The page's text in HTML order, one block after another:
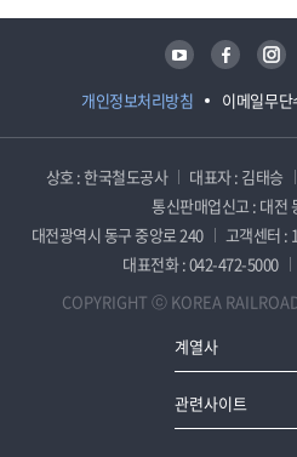
개인정보처리방침 이메일무
유튜브 페이스북 인스타그램
상호 : 한국철도공사 대표자 : 김태승
통신판매업신고 : 대전
대전광역시 동구 중앙로 240
고객센터 :
대표전화 : 042-472-5000
COPYRIGHT ⓒ KOREA
계열사
관련사이트